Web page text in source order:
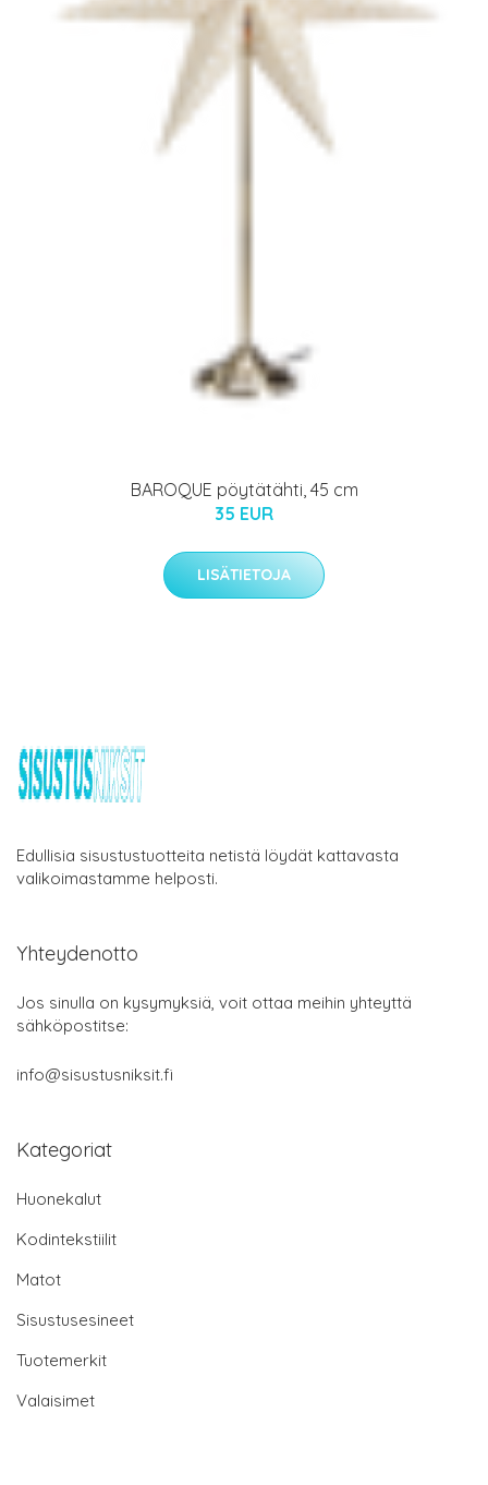
BAROQUE pöytätähti, 45 cm
35 EUR
LISÄTIETOJA
Edullisia sisustustuotteita netistä löydät kattavasta
valikoimastamme helposti.
Yhteydenotto
Jos sinulla on kysymyksiä, voit ottaa meihin yhteyttä
sähköpostitse:
info@sisustusniksit.fi
Kategoriat
Huonekalut
Kodintekstiilit
Matot
Sisustusesineet
Tuotemerkit
Valaisimet